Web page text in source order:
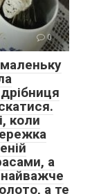
0
коли
а
найважче
а те